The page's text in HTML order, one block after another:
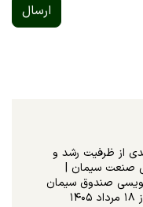
ارسال
از ظرفیت رشد و
صنعت سیمان |
صندوق سیمان